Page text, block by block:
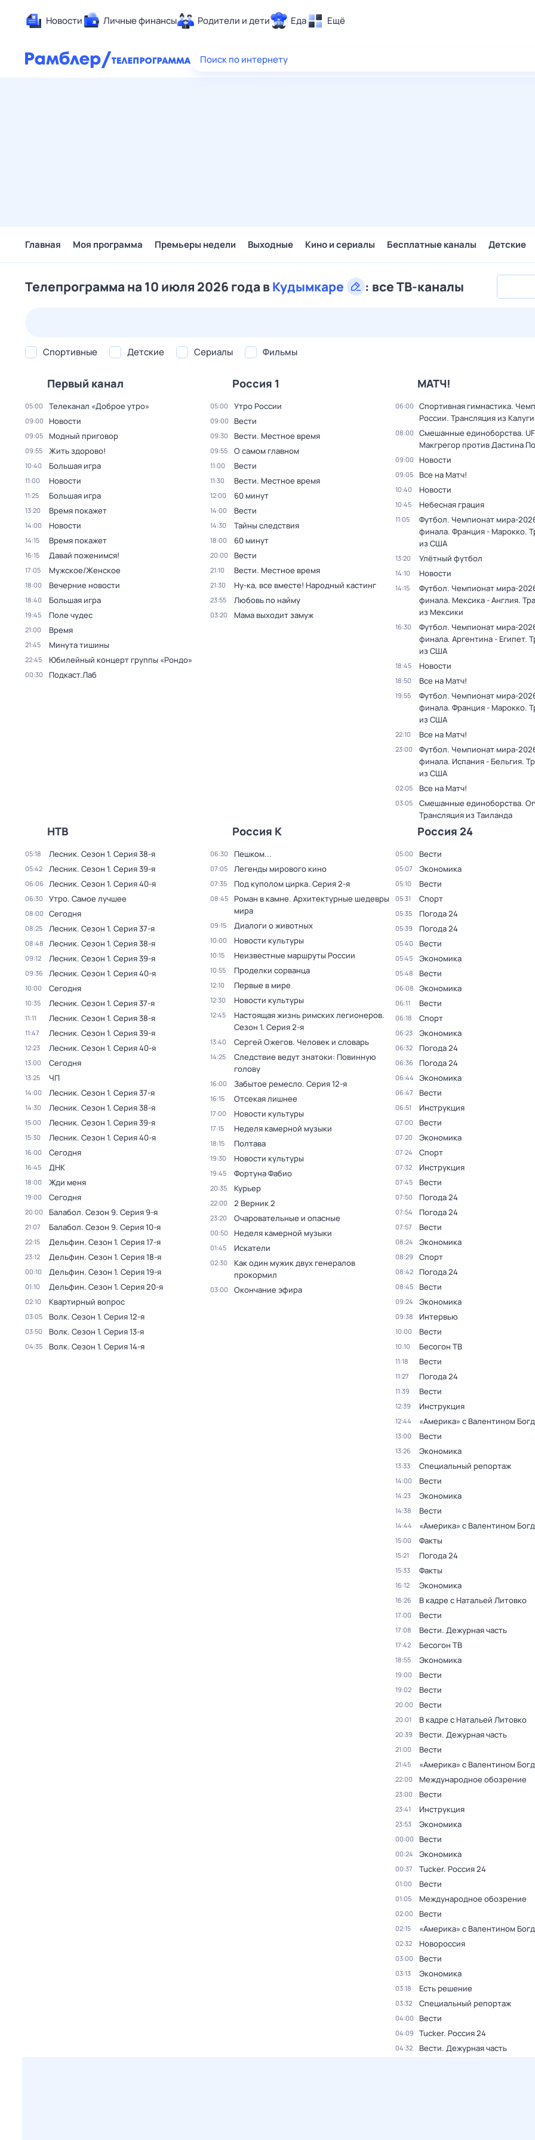
Новости Личные финансы Родители и дети Еда Ещё
Здоровье
Поиск по интернету
Главная Моя программа Премьеры недели Выходные Кино и сериалы Бесплатные каналы Детские
Телепрограмма на 10 июля 2026 года вКудымкаре : все ТВ-каналы
Спортивные Детские Сериалы Фильмы
Первый канал
05:00 Телеканал «Доброе утро»
09:00 Новости
09:05 Модный приговор
09:55 Жить здорово!
10:40 Большая игра
11:00 Новости
11:25 Большая игра
13:20 Время покажет
14:00 Новости
14:15 Время покажет
16:15 Давай поженимся!
17:05 Мужское/Женское
18:00 Вечерние новости
18:40 Большая игра
19:45 Поле чудес
21:00 Время
21:45 Минута тишины
22:45 Юбилейный концерт группы «Рондо»
00:30 Подкаст.Лаб
Россия 1
05:00 Утро России
09:00 Вести
09:30 Вести. Местное время
09:55 О самом главном
11:00 Вести
11:30 Вести. Местное время
12:00 60 минут
14:00 Вести
14:30 Тайны следствия
18:00 60 минут
20:00 Вести
21:10 Вести. Местное время
21:30 Ну-ка, все вместе! Народный кастинг
23:55 Любовь по найму
03:20 Мама выходит замуж
МАТЧ!
06:00
Спортивная гимнастика.
России. Трансляция из Калуги
08:00
Смешанные единоборства.
Макгрегор против Дастина
09:00 Новости
09:05 Все на Матч!
10:40 Новости
10:45 Небесная грация
11:05
Футбол. Чемпионат мира-
финала. Франция - Марокко.
из США
13:20 Улётный футбол
14:10 Новости
14:15
Футбол. Чемпионат мира-
финала. Мексика - Англия.
из Мексики
16:30
Футбол. Чемпионат мира-
финала. Аргентина - Египет.
из США
18:45 Новости
18:50 Все на Матч!
19:55
Футбол. Чемпионат мира-
финала. Франция - Марокко.
из США
22:10 Все на Матч!
23:00
Футбол. Чемпионат мира-
финала. Испания - Бельгия.
из США
02:05 Все на Матч!
03:05
Смешанные единоборства.
Трансляция из Таиланда
НТВ
05:18 Лесник. Сезон 1. Серия 38-я
05:42 Лесник. Сезон 1. Серия 39-я
06:06 Лесник. Сезон 1. Серия 40-я
06:30 Утро. Самое лучшее
08:00 Сегодня
08:25 Лесник. Сезон 1. Серия 37-я
08:48 Лесник. Сезон 1. Серия 38-я
09:12 Лесник. Сезон 1. Серия 39-я
09:36 Лесник. Сезон 1. Серия 40-я
10:00 Сегодня
10:35 Лесник. Сезон 1. Серия 37-я
11:11 Лесник. Сезон 1. Серия 38-я
11:47 Лесник. Сезон 1. Серия 39-я
12:23 Лесник. Сезон 1. Серия 40-я
13:00 Сегодня
13:25 ЧП
14:00 Лесник. Сезон 1. Серия 37-я
14:30 Лесник. Сезон 1. Серия 38-я
15:00 Лесник. Сезон 1. Серия 39-я
15:30 Лесник. Сезон 1. Серия 40-я
16:00 Сегодня
16:45 ДНК
18:00 Жди меня
19:00 Сегодня
20:00 Балабол. Сезон 9. Серия 9-я
21:07 Балабол. Сезон 9. Серия 10-я
22:15 Дельфин. Сезон 1. Серия 17-я
23:12 Дельфин. Сезон 1. Серия 18-я
00:10 Дельфин. Сезон 1. Серия 19-я
01:10 Дельфин. Сезон 1. Серия 20-я
02:10 Квартирный вопрос
03:05 Волк. Сезон 1. Серия 12-я
03:50 Волк. Сезон 1. Серия 13-я
04:35 Волк. Сезон 1. Серия 14-я
Россия К
06:30 Пешком...
07:05 Легенды мирового кино
07:35 Под куполом цирка. Серия 2-я
08:45
Роман в камне. Архитектурные шедевры
мира
09:15 Диалоги о животных
10:00 Новости культуры
10:15 Неизвестные маршруты России
10:55 Проделки сорванца
12:10 Первые в мире
12:30 Новости культуры
12:45 Настоящая жизнь римских легионеров.
Сезон 1. Серия 2-я
13:40 Сергей Ожегов. Человек и словарь
14:25
Следствие ведут знатоки: Повинную
голову
16:00 Забытое ремесло. Серия 12-я
16:15 Отсекая лишнее
17:00 Новости культуры
17:15 Неделя камерной музыки
18:15 Полтава
19:30 Новости культуры
19:45 Фортуна Фабио
20:35 Курьер
22:00 2 Верник 2
23:20 Очаровательные и опасные
00:50 Неделя камерной музыки
01:45 Искатели
02:30
Как один мужик двух генералов
прокормил
03:00 Окончание эфира
Россия 24
05:00 Вести
05:07 Экономика
05:10 Вести
05:31 Спорт
05:35 Погода 24
05:39 Погода 24
05:40 Вести
05:45 Экономика
05:48 Вести
06:08 Экономика
06:11 Вести
06:18 Спорт
06:23 Экономика
06:32 Погода 24
06:36 Погода 24
06:44 Экономика
06:47 Вести
06:51 Инструкция
07:00 Вести
07:20 Экономика
07:24 Спорт
07:32 Инструкция
07:45 Вести
07:50 Погода 24
07:54 Погода 24
07:57 Вести
08:24 Экономика
08:29 Спорт
08:42 Погода 24
08:45 Вести
09:24 Экономика
09:38 Интервью
10:00 Вести
10:10 Бесогон ТВ
11:18 Вести
11:27 Погода 24
11:39 Вести
12:39 Инструкция
12:44 «Америка» с Валентином
13:00 Вести
13:26 Экономика
13:33 Специальный репортаж
14:00 Вести
14:23 Экономика
14:38 Вести
14:44 «Америка» с Валентином
15:00 Факты
15:21 Погода 24
15:33 Факты
16:12 Экономика
16:26 В кадре с Натальей Литовко
17:00 Вести
17:08 Вести. Дежурная часть
17:42 Бесогон ТВ
18:55 Экономика
19:00 Вести
19:02 Вести
20:00 Вести
20:01 В кадре с Натальей Литовко
20:39 Вести. Дежурная часть
21:00 Вести
21:45 «Америка» с Валентином
22:00 Международное обозрение
23:00 Вести
23:41 Инструкция
23:53 Экономика
00:00 Вести
00:24 Экономика
00:37 Tucker. Россия 24
01:00 Вести
01:05 Международное обозрение
02:00 Вести
02:15 «Америка» с Валентином
02:32 Новороссия
03:00 Вести
03:13 Экономика
03:18 Есть решение
03:32 Специальный репортаж
04:00 Вести
04:09 Tucker. Россия 24
04:32 Вести. Дежурная часть